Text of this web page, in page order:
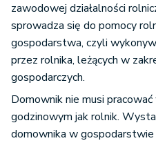
zawodowej działalności
sprowadza się do pomocy
gospodarstwa, czyli
przez rolnika, leżących w
gospodarczych.
Domownik nie musi
godzinowym jak rolnik.
domownika w